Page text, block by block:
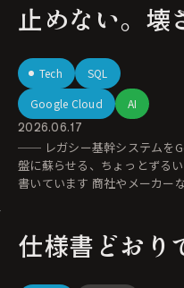
止めない。壊
Tech
SQL
Google Cloud
AI
2026.06.17
── レガシー基幹システムを
盤に蘇らせる、ちょっとずるい考え方 この記事はこん
書いています 商社や
仕様書どおり